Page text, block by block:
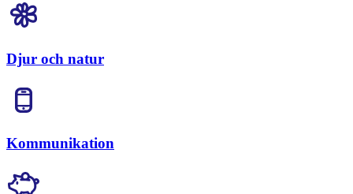
Djur och natur
Kommunikation